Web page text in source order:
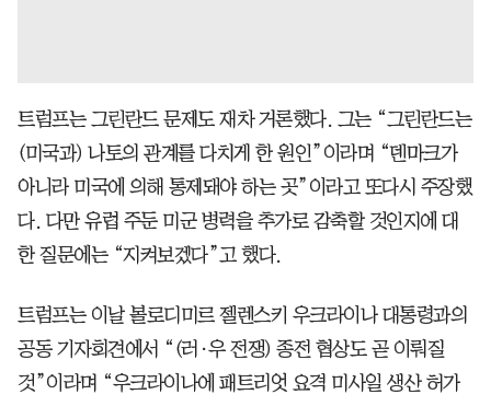
트럼프는 그린란드 문제도 재차 거론했다. 그는 “그린란드는
(미국과) 나토의 관계를 다치게 한 원인”이라며 “덴마크가
아니라 미국에 의해 통제돼야 하는 곳”이라고 또다시 주장했
다. 다만 유럽 주둔 미군 병력을 추가로 감축할 것인지에 대
한 질문에는 “지켜보겠다”고 했다.
트럼프는 이날 볼로디미르 젤렌스키 우크라이나 대통령과의
공동 기자회견에서 “(러·우 전쟁) 종전 협상도 곧 이뤄질
것”이라며 “우크라이나에 패트리엇 요격 미사일 생산 허가